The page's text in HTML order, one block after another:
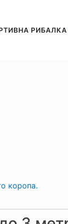
РИБАЛКА
коропа.